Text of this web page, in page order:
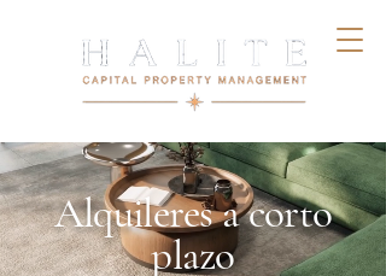
Alquileres a corto
plazo